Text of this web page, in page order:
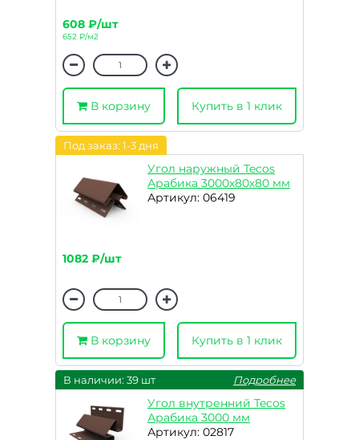
608 ₽/шт
652 ₽/м2
В корзину Купить в 1 клик
Под заказ: 1-3 дня
Угол наружный Tecos
Арабика 3000х80х80 мм
Артикул: 06419
1082 ₽/шт
В корзину Купить в 1 клик
В наличии: 39 шт Подробнее
Угол внутренний Tecos
Арабика 3000 мм
Артикул: 02817